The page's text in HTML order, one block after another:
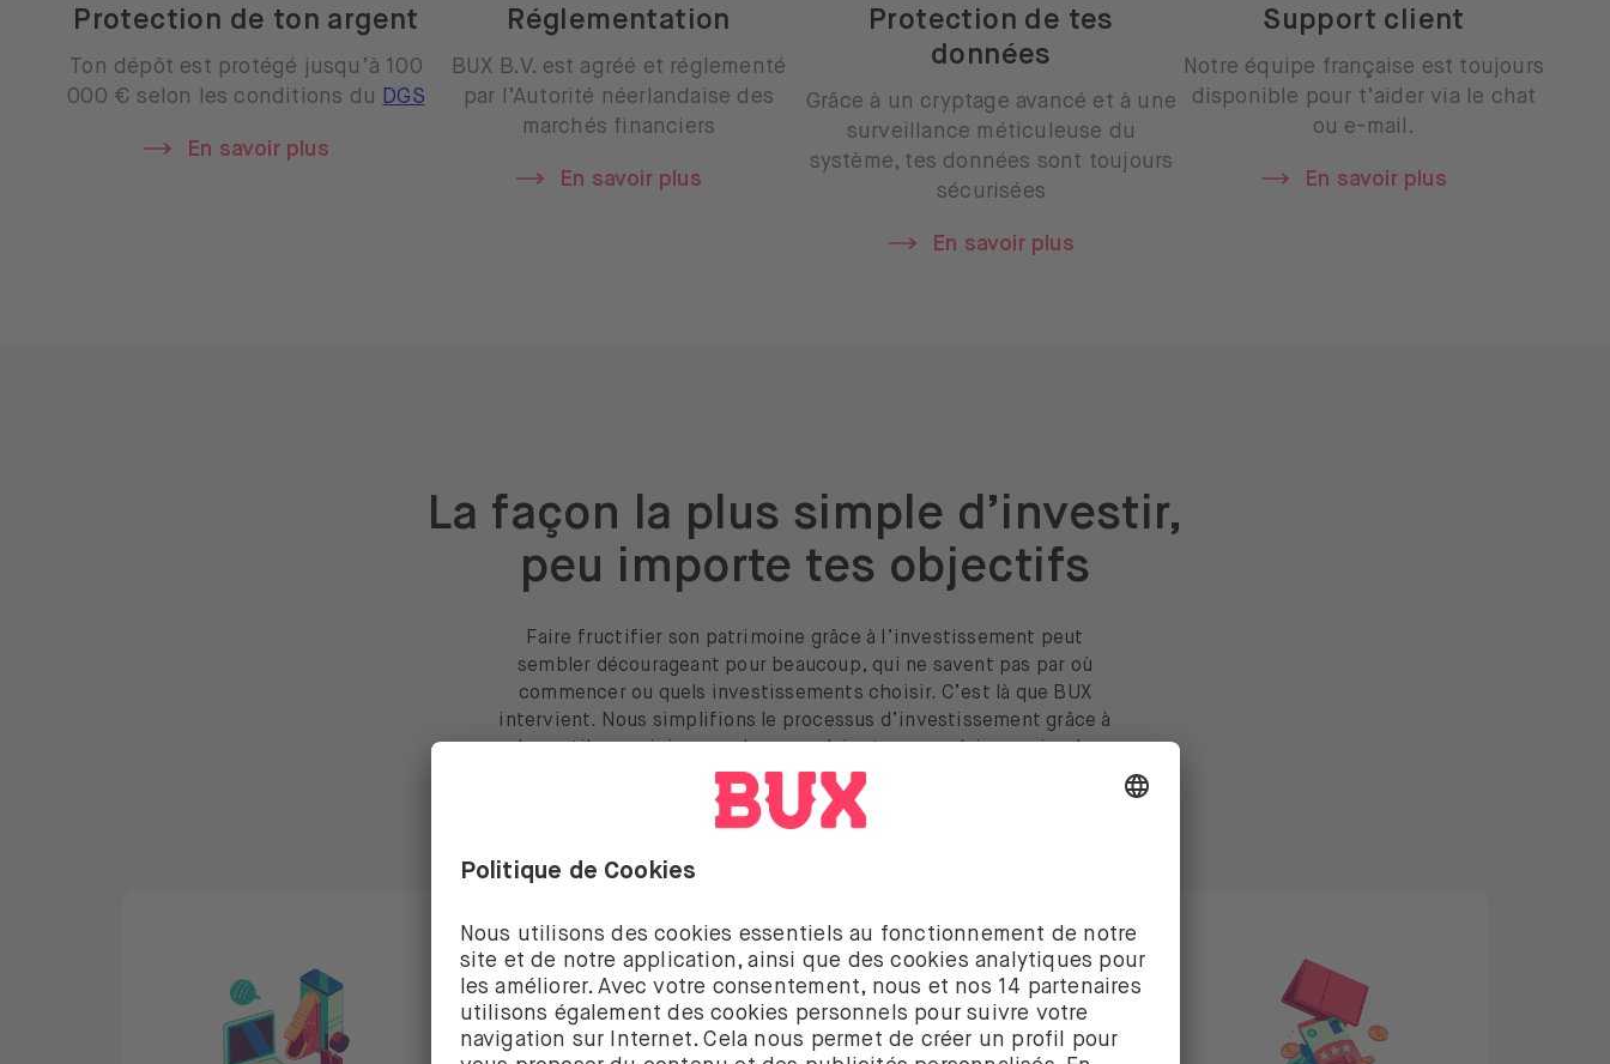
Protection de ton argent
Ton dépôt est protégé jusqu’à 100
000 € selon les conditions du DGS
En savoir plus
Réglementation
BUX B.V. est agréé et réglementé
par l’Autorité néerlandaise des
marchés financiers
En savoir plus
Protection de tes
données
Grâce à un cryptage avancé et à une
surveillance méticuleuse du
système, tes données sont toujours
sécurisées
En savoir plus
Support client
Notre équipe française est toujours
disponible pour t’aider via le chat
ou e-mail.
En savoir plus
La façon la plus simple d’investir,
peu importe tes objectifs
Faire fructifier son patrimoine grâce à l’investissement peut
sembler décourageant pour beaucoup, qui ne savent pas par où
commencer ou quels investissements choisir. C’est là que BUX
intervient. Nous simplifions le processus d’investissement grâce à
Nous aidons la nouvelle génération d’investisseurs à se constituer un
patrimoine en toute confiance.